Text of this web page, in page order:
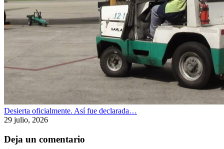
Desierta oficialmente. Así fue declarada…
29 julio, 2026
Deja un comentario